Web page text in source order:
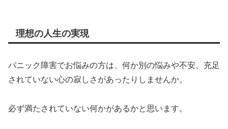
理想の人生の実現
パニック障害でお悩みの方は、何か別の悩みや不安、充足
されていない心の寂しさがあったりしませんか。
必ず満たされていない何かがあるかと思います。